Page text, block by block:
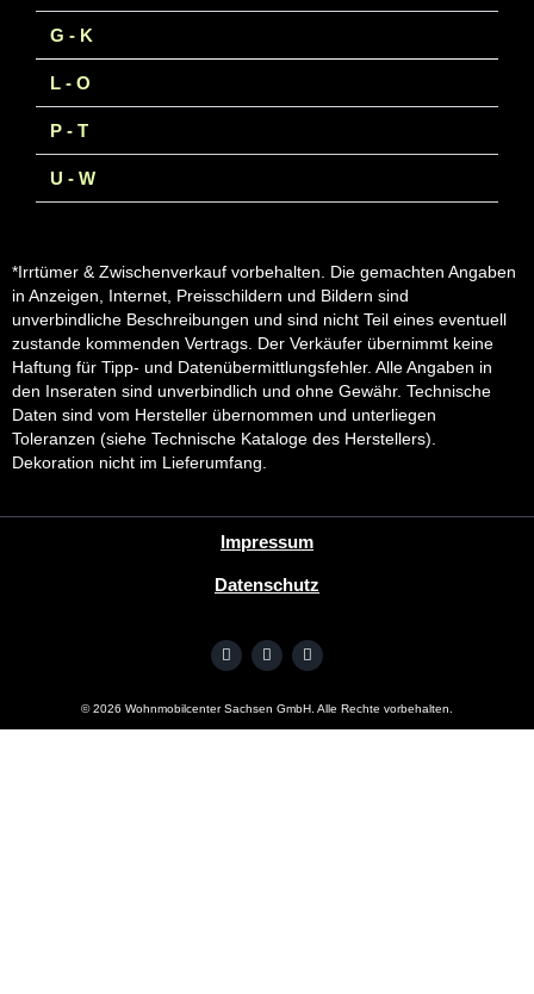
G - K
L - O
P - T
U - W
*Irrtümer & Zwischenverkauf vorbehalten. Die gemachten Angaben
in Anzeigen, Internet, Preisschildern und Bildern sind
unverbindliche Beschreibungen und sind nicht Teil eines eventuell
zustande kommenden Vertrags. Der Verkäufer übernimmt keine
Haftung für Tipp- und Datenübermittlungsfehler. Alle Angaben in
den Inseraten sind unverbindlich und ohne Gewähr. Technische
Daten sind vom Hersteller übernommen und unterliegen
Toleranzen (siehe Technische Kataloge des Herstellers).
Dekoration nicht im Lieferumfang.
Impressum
Datenschutz
©2026 Wohnmobilcenter Sachsen GmbH. Alle Rechte vorbehalten.